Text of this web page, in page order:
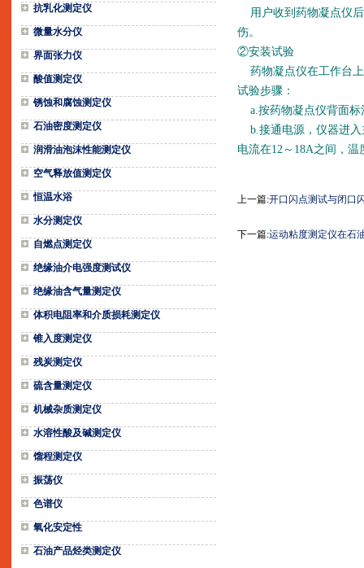
抗乳化测定仪
微量水分仪
界面张力仪
酸值测定仪
锈蚀和腐蚀测定仪
石油密度测定仪
润滑油泡沫性能测定仪
空气释放值测定仪
恒温水浴
水分测定仪
自燃点测定仪
绝缘油介电强度测试仪
绝缘油含气量测定仪
体积电阻率和介质损耗测定仪
锥入度测定仪
残炭测定仪
硫含量测定仪
机械杂质测定仪
水溶性酸及碱测定仪
馏程测定仪
振荡仪
色谱仪
氧化安定性
石油产品烃类测定仪
用户收到药物凝点仪后
伤。
②安装试验
药物凝点仪在工作台上
试验步骤：
a.按药物凝点仪背面标
b.接通电源，仪器进入
电流在12～18A之间，
上一篇:开口闪点测试与闭口
下一篇:运动粘度测定仪在石